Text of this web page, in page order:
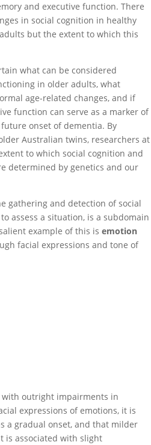
and executive function. There
in social cognition in healthy
but the extent to which this
what can be considered
in older adults, what
age-related changes, and if
function can serve as a marker of
onset of dementia. By
Australian twins, researchers at
to which social cognition and
determined by genetics and our
gathering and detection of social
assess a situation, is a subdomain
example of this is emotion
facial expressions and tone of
with outright impairments in
expressions of emotions, it is
a gradual onset, and that milder
is associated with slight